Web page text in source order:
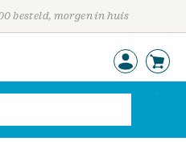
besteld, morgen in huis